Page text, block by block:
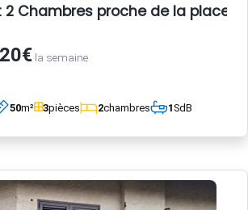
Chambres proche de la place
la semaine
50m² 3pièces 2chambres 1SdB